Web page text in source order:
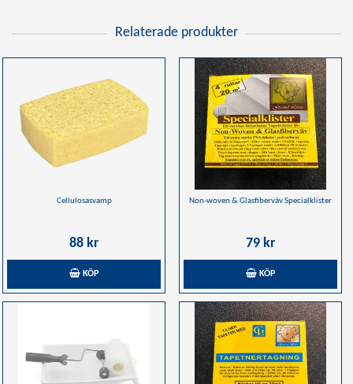
Relaterade produkter
Cellulosasvamp
88 kr
KÖP
Non-woven & Glasfiberväv Specialklister
79 kr
KÖP